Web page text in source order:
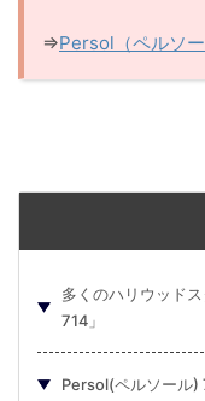
⇒Persol（ペルソ
多くのハリウッド
714」
Persol(ペルソール)